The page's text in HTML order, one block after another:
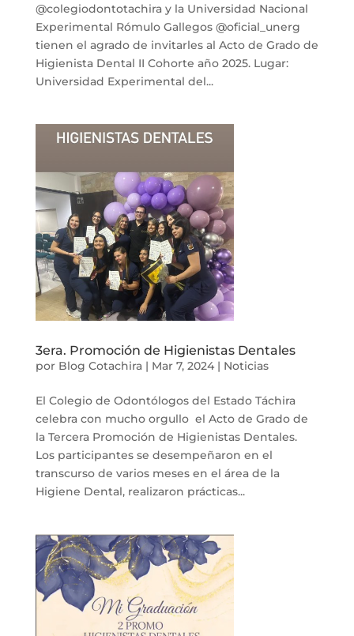
@colegiodontotachira y la Universidad Nacional
Experimental Rómulo Gallegos @oficial_unerg
tienen el agrado de invitarles al Acto de Grado de
Higienista Dental II Cohorte año 2025. Lugar:
Universidad Experimental del...
3era. Promoción de Higienistas Dentales
por Blog Cotachira| Mar 7, 2024| Noticias
El Colegio de Odontólogos del Estado Táchira
celebra con mucho orgullo el Acto de Grado de
la Tercera Promoción de Higienistas Dentales.
Los participantes se desempeñaron en el
transcurso de varios meses en el área de la
Higiene Dental, realizaron prácticas...